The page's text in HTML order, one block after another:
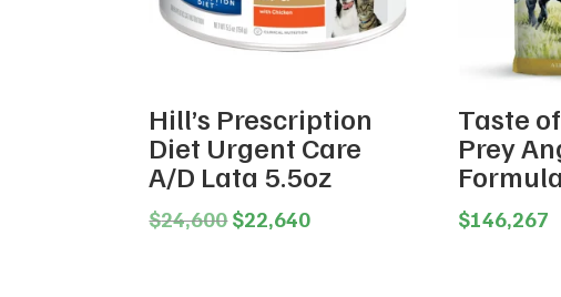
Hill’s Prescription
Diet Urgent Care
A/D Lata 5.5oz
$24,600Original
$22,640Current
Taste
Prey
$146,267